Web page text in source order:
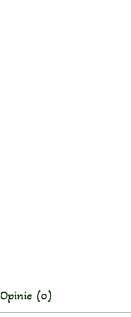
Opinie (0)